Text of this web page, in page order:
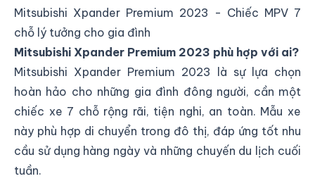
Mitsubishi Xpander Premium 2023 - Chiếc MPV 7
chỗ lý tưởng cho gia đình
Mitsubishi Xpander Premium 2023 phù hợp với ai?
Mitsubishi Xpander Premium 2023 là sự lựa chọn
hoàn hảo cho những gia đình đông người, cần một
chiếc xe 7 chỗ rộng rãi, tiện nghi, an toàn. Mẫu xe
này phù hợp di chuyển trong đô thị, đáp ứng tốt nhu
cầu sử dụng hàng ngày và những chuyến du lịch cuối
tuần.